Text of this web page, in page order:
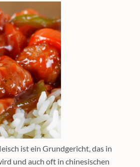
ist ein Grundgericht, das in
und auch oft in chinesischen